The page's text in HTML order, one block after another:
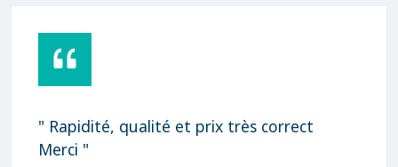
" Rapidité, qualité et prix très correct
Merci "